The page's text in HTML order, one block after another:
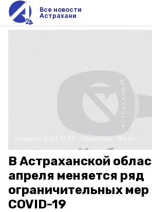
Все новости
Астрахани
В Астраханской
апреля меняется ряд
ограничительных мер
COVID-19